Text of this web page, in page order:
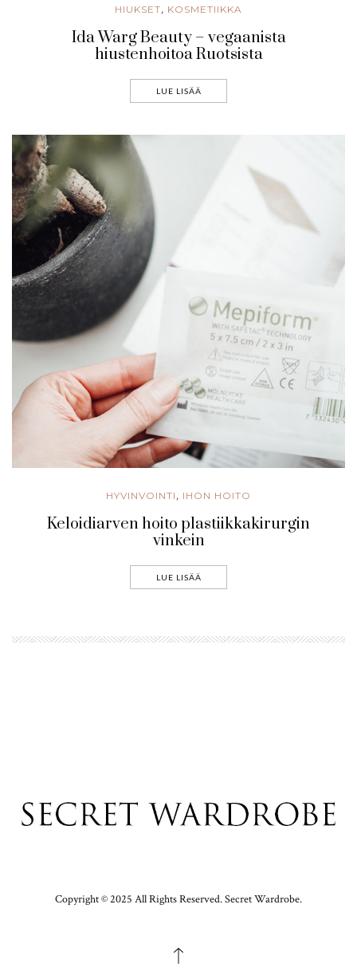
HIUKSET, KOSMETIIKKA
Ida Warg Beauty – vegaanista
hiustenhoitoa Ruotsista
LUE LISÄÄ
HYVINVOINTI , IHON HOITO
Keloidiarven hoito plastiikkakirurgin
vinkein
LUE LISÄÄ
Copyright © 2025 All Rights Reserved. Secret Wardrobe.